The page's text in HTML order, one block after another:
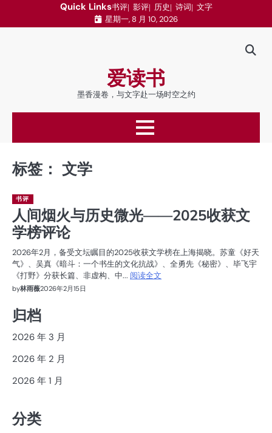
Quick Links书评 影评 历史 诗词 文字
星期一, 8 月 10, 2026
爱读书
墨香漫卷，与文字赴一场时空之约
标签： 文学
书评
人间烟火与历史微光——2025收获文
学榜评论
2026年2月，备受文坛瞩目的2025收获文学榜在上海揭晓。苏童《好天
气》、吴真《暗斗：一个书生的文化抗战》、全勇先《秘密》、毕飞宇
《打野》分获长篇、非虚构、中... 阅读全文
by林雨薇2026年2月15日
归档
2026 年 3 月
2026 年 2 月
2026 年 1 月
分类